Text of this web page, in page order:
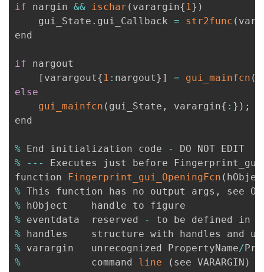
if nargin && ischar ( varargin{ 1 } )
    gui_State
. gui_Callback = str2func (
end
if nargout
[ varargout{ 1 : nargout} ] = gui_mainfcn (
else
gui_mainfcn ( gui_State , varargin{ : } ) ;
end
% End initialization code -
%
-- -
Executes just before
function Fingerprint_gui_OpeningFcn (
% This function has no output args ,
see
%
% eventdata  reserved
-
% handles    structure with handles and
% varargin   unrecognized PropertyName/
%
            command
line ( see VARARGIN )